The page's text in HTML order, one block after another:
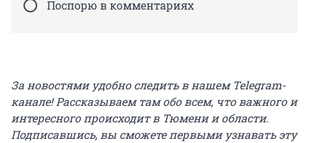
Поспорю в комментариях
За новостями удобно следить в нашем Telegram-
канале! Рассказываем там обо всем, что важного и
интересного происходит в Тюмени и области.
Подписавшись, вы сможете первыми узнавать эту